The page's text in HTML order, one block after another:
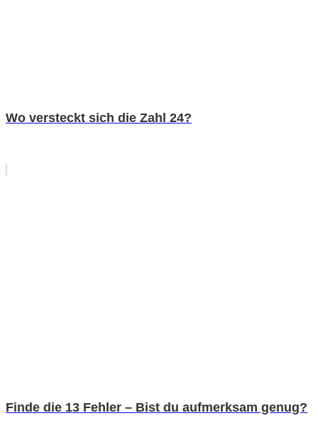
Wo versteckt sich die Zahl 24?
Finde die 13 Fehler – Bist du aufmerksam genug?